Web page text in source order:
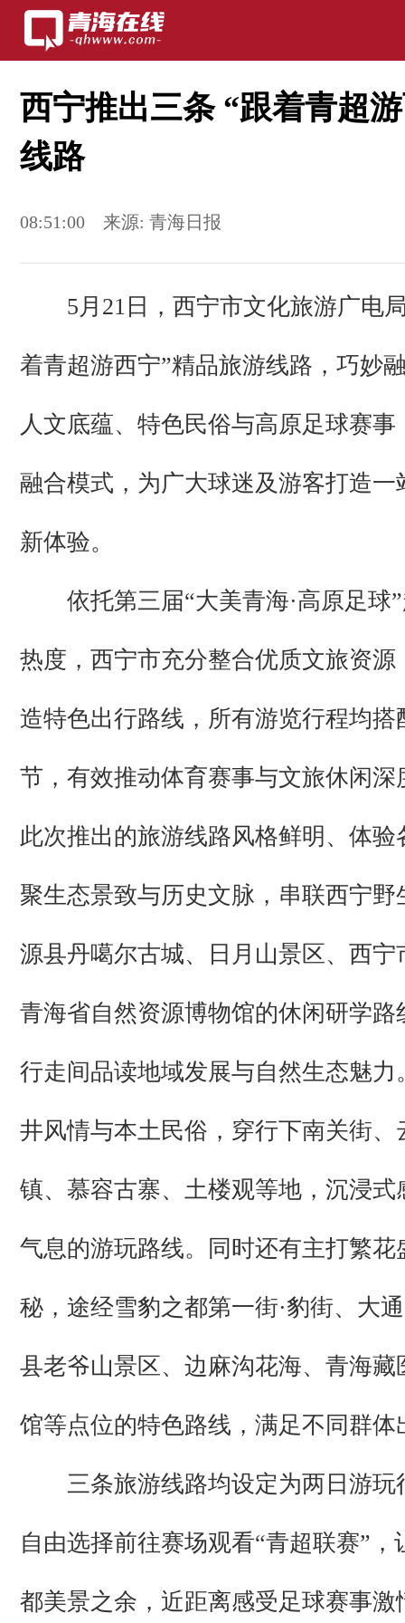
西宁推出三条 “跟着青超
线路
08:51:00 来源:青海日报
5月21日，西宁市文化旅游广电
着青超游西宁”精品旅游线路，巧妙
人文底蕴、特色民俗与高原足球赛
融合模式，为广大球迷及游客打造一
新体验。
依托第三届“大美青海·高原足球”
热度，西宁市充分整合优质文旅资源
造特色出行路线，所有游览行程均搭
节，有效推动体育赛事与文旅休闲深
此次推出的旅游线路风格鲜明、体验
聚生态景致与历史文脉，串联西宁野
源县丹噶尔古城、日月山景区、西宁
青海省自然资源博物馆的休闲研学路
行走间品读地域发展与自然生态魅力
井风情与本土民俗，穿行下南关街、
镇、慕容古寨、土楼观等地，沉浸式
气息的游玩路线。同时还有主打繁花
秘，途经雪豹之都第一街·豹街、大
县老爷山景区、边麻沟花海、青海藏
馆等点位的特色路线，满足不同群体
三条旅游线路均设定为两日游玩
自由选择前往赛场观看“青超联赛”，
都美景之余，近距离感受足球赛事激